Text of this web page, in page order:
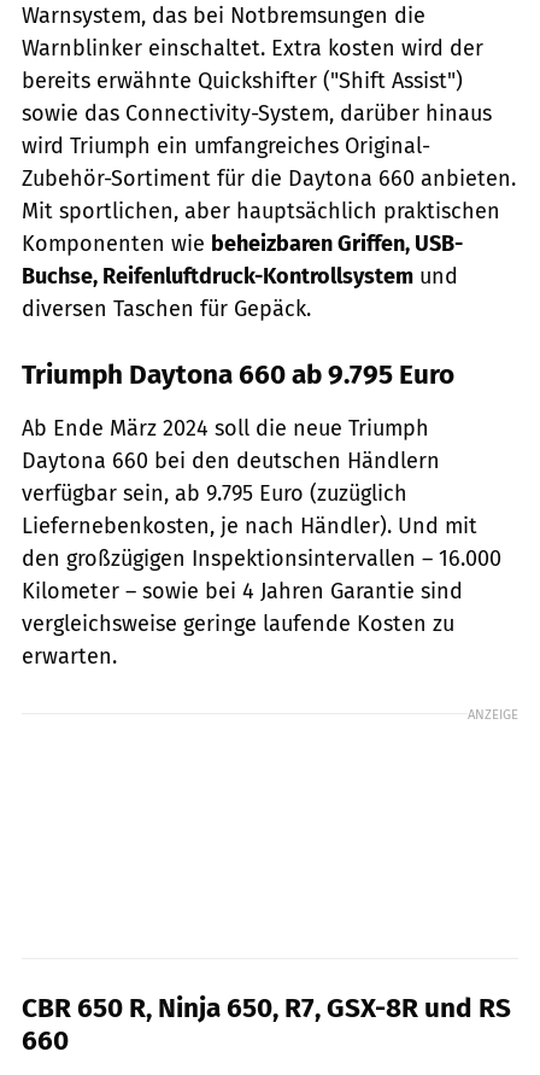
Warnsystem, das bei Notbremsungen die
Warnblinker einschaltet. Extra kosten wird der
bereits erwähnte Quickshifter ("Shift Assist")
sowie das Connectivity-System, darüber hinaus
wird Triumph ein umfangreiches Original-
Zubehör-Sortiment für die Daytona 660 anbieten.
Mit sportlichen, aber hauptsächlich praktischen
Komponenten wie beheizbaren Griffen, USB-
Buchse, Reifenluftdruck-Kontrollsystem und
diversen Taschen für Gepäck.
Triumph Daytona 660 ab 9.795 Euro
Ab Ende März 2024 soll die neue Triumph
Daytona 660 bei den deutschen Händlern
verfügbar sein, ab 9.795 Euro (zuzüglich
Liefernebenkosten, je nach Händler). Und mit
den großzügigen Inspektionsintervallen – 16.000
Kilometer – sowie bei 4 Jahren Garantie sind
vergleichsweise geringe laufende Kosten zu
erwarten.
ANZEIGE
CBR 650 R, Ninja 650, R7, GSX-8R und RS
660